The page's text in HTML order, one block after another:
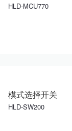
HLD-MCU770
模式选择开关
HLD-SW200